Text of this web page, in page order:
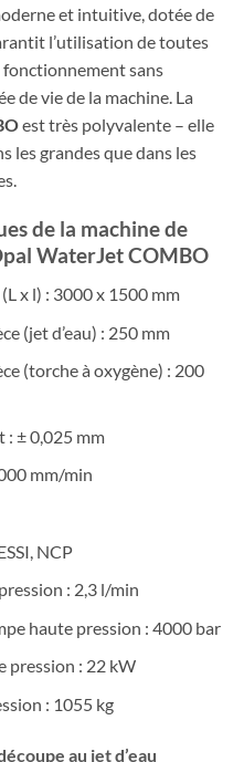
et intuitive, dotée de
l’utilisation de toutes
fonctionnement sans
de vie de la machine. La
est très polyvalente – elle
les grandes que dans les
de la machine de
WaterJet COMBO
x l) : 3000 x 1500 mm
(jet d’eau) : 250 mm
(torche à oxygène) : 200
: ± 0,025 mm
mm/min
NCP
: 2,3 l/min
haute pression : 4000 bar
pression : 22 kW
: 1055 kg
au jet d’eau